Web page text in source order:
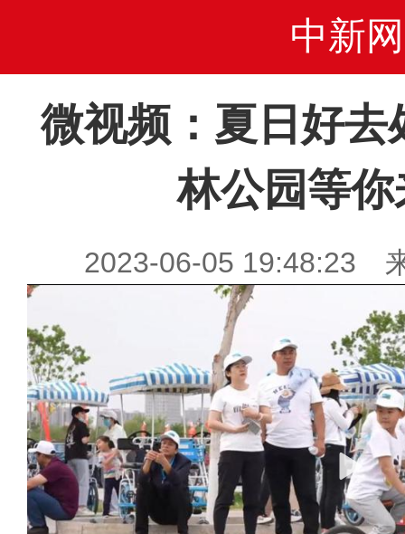
中新网
微视频：夏日好去
林公园等
2023-06-05 19:48:23